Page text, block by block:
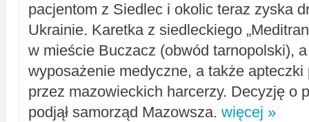
pacjentom z Siedlec i okolic teraz zyska
Ukrainie. Karetka z siedleckiego
w mieście Buczacz (obwód tarnopolski),
wyposażenie medyczne, a także apteczki
przez mazowieckich harcerzy. Decyzję o
podjął samorząd Mazowsza. więcej »